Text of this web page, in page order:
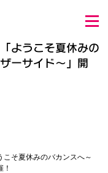
ようこそ夏休みの
ーサイド～」開
こそ夏休みのバカンスへ～